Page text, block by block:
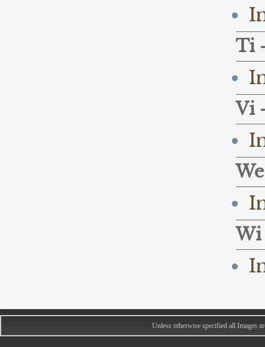
Ti
Vi
Wi
Unless otherwise specified all Images